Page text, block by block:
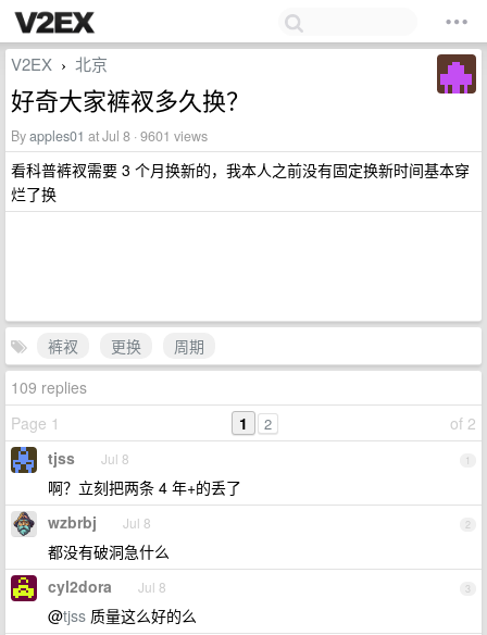
V2EX › 北京
好奇大家裤衩多久换？
Byapples01 at Jul 8 · 9601 views
看科普裤衩需要 3 个月换新的，我本人之前没有固定换新时间基本穿
烂了换
裤衩 更换
周期
109 replies
Page 1
of 2
1 2
1
tjss Jul 8
啊？立刻把两条 4 年+的丢了
2
wzbrbj Jul 8
都没有破洞急什么
3
cyl2dora Jul 8
@tjss 质量这么好的么